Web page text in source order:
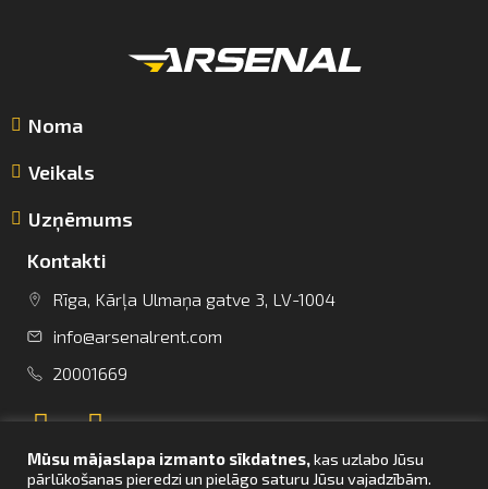
info@arsenalrent.com
+37120001669
Lietuva Latvija Igaunija
Noma
Veikals
Uzņēmums
Kontakti
Rīga, Kārļa Ulmaņa gatve 3, LV-1004
info@arsenalrent.com
20001669
Mūsu mājaslapa izmanto sīkdatnes,kas uzlabo Jūsu
pārlūkošanas pieredzi un pielāgo saturu Jūsu vajadzībām.